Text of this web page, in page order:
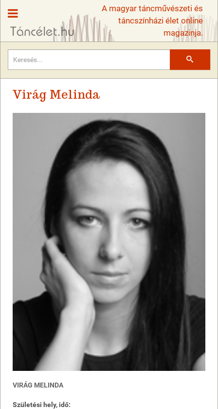
A magyar táncművészeti és
táncszínházi élet online
magazinja.
Virág Melinda
VIRÁG MELINDA
Születési hely, idő: